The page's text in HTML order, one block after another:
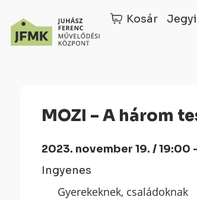
Kosár
MOZI – A három
2023. november 19. / 19:00
Ingyenes
Gyerekeknek, családoknak